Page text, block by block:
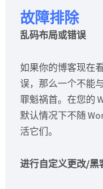
故障排除
乱码布局或错误
如果你的博客现在
误，那么一个不能
罪魁祸首。在您的
默认情况下不随
活它们。
进行自定义更改/黑